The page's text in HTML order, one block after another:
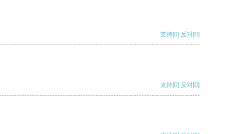
支持[0] 反对[0]
支持[0] 反对[0]